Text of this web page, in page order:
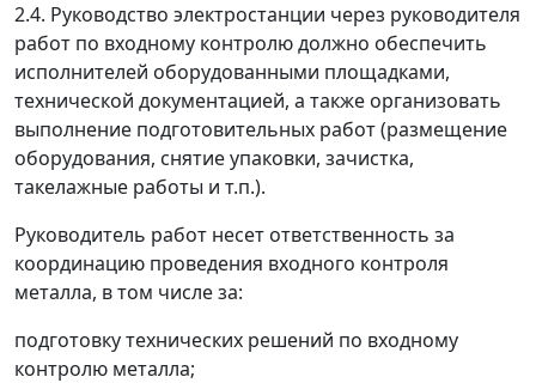
2.4. Руководство электростанции через руководителя
работ по входному контролю должно обеспечить
исполнителей оборудованными площадками,
технической документацией, а также организовать
выполнение подготовительных работ (размещение
оборудования, снятие упаковки, зачистка,
такелажные работы и т.п.).
Руководитель работ несет ответственность за
координацию проведения входного контроля
металла, в том числе за:
подготовку технических решений по входному
контролю металла;